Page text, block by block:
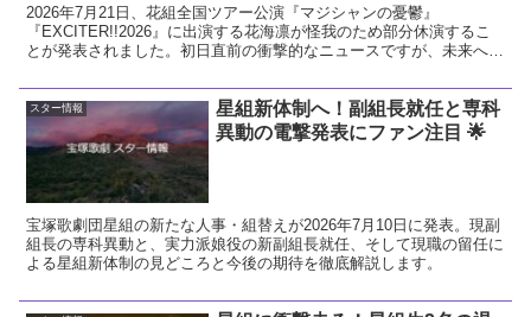
2026年7月21日、花組全国ツアー公演『マジシャンの憂鬱』
『EXCITER!!2026』に出演する花海凛が怪我のため部分休演するこ
とが発表されました。初日直前の衝撃的なニュースですが、未来への
送ります。
スター情報
星組新体制へ！副組長就任と専科
異動の電撃発表にファン注目 🌟
宝塚歌劇団星組の新たな人事・組替えが2026年7月10日に発表。現副
組長の専科異動と、実力派娘役の新副組長就任、そして現職の留任に
よる星組新体制の見どころと今後の期待を徹底解説します。